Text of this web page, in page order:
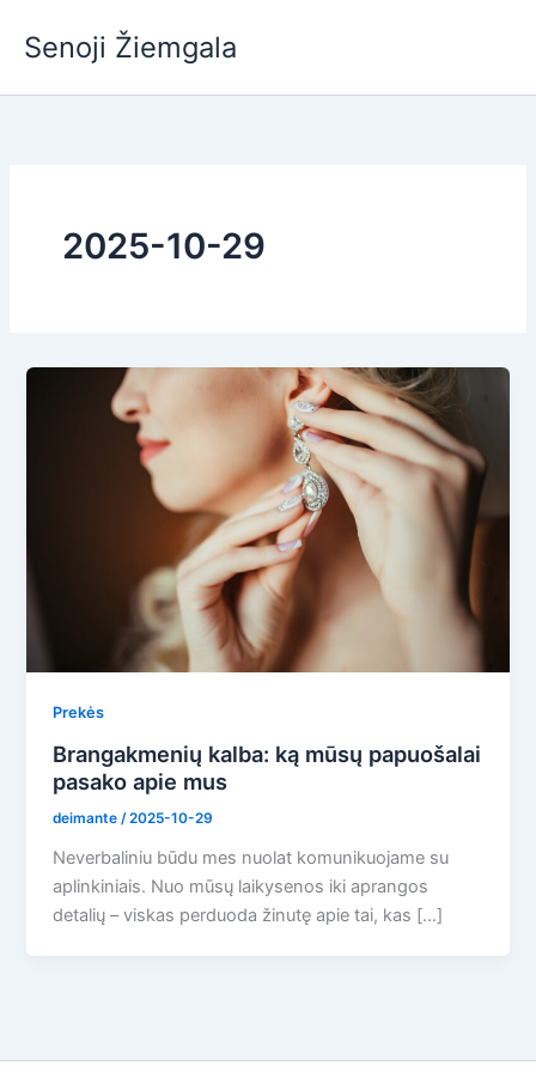
prieSenoji Žiemgala
2025-10-29
Prekės
Brangakmenių kalba: ką mūsų papuošalai
pasako apie mus
deimante/2025-10-29
Neverbaliniu būdu mes nuolat komunikuojame su
aplinkiniais. Nuo mūsų laikysenos iki aprangos
detalių – viskas perduoda žinutę apie tai, kas […]